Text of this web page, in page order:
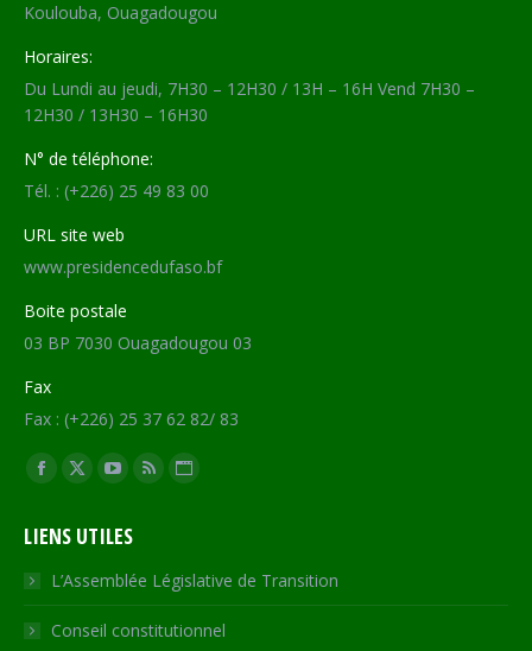
Koulouba, Ouagadougou
Horaires:
Du Lundi au jeudi, 7H30 – 12H30 / 13H – 16H Vend 7H30 –
12H30 / 13H30 – 16H30
N° de téléphone:
Tél. : (+226) 25 49 83 00
URL site web
www.presidencedufaso.bf
Boite postale
03 BP 7030 Ouagadougou 03
Fax
Fax : (+226) 25 37 62 82/ 83
Trouvez nous sur :
Facebook
opens
in
new
window
X
opens
in
new
window
YouTube
opens
in
new
window
RSS
in
new
window
Site
opens
in
new
LIENS UTILES
L’Assemblée Législative de Transition
Conseil constitutionnel